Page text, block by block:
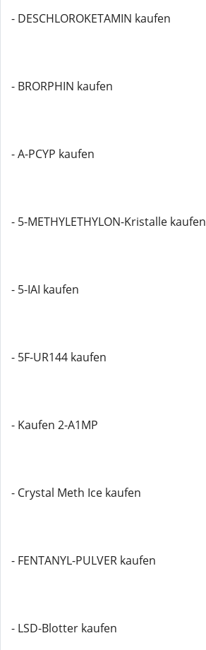
- DESCHLOROKETAMIN kaufen
- BRORPHIN kaufen
- A-PCYP kaufen
- 5-METHYLETHYLON-Kristalle kaufen
- 5-IAI kaufen
- 5F-UR144 kaufen
- Kaufen 2-A1MP
- Crystal Meth Ice kaufen
- FENTANYL-PULVER kaufen
- LSD-Blotter kaufen